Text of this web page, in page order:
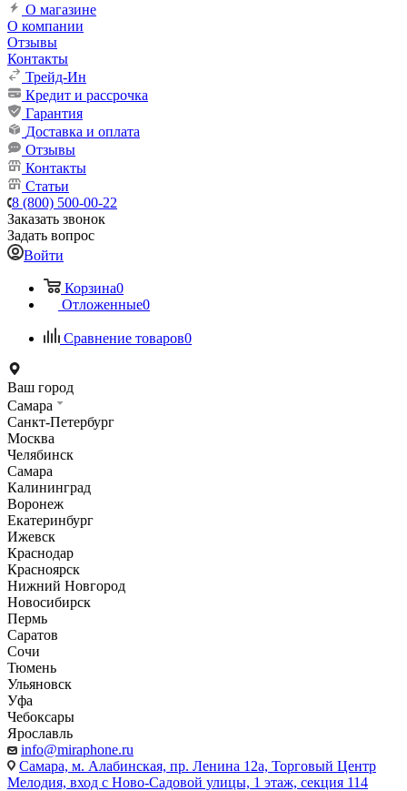
О магазине
О компании
Отзывы
Контакты
Трейд-Ин
Кредит и рассрочка
Гарантия
Доставка и оплата
Отзывы
Контакты
Статьи
8 (800) 500-00-22
Заказать звонок
Задать вопрос
Войти
Корзина0
Отложенные0
Сравнение товаров0
Ваш город
Самара
Санкт-Петербург
Москва
Челябинск
Самара
Калининград
Воронеж
Екатеринбург
Ижевск
Краснодар
Красноярск
Нижний Новгород
Новосибирск
Пермь
Саратов
Сочи
Тюмень
Ульяновск
Уфа
Чебоксары
Ярославль
info@miraphone.ru
Самара, м. Алабинская, пр. Ленина 12а, Торговый Центр
Мелодия, вход с Ново-Садовой улицы, 1 этаж, секция 114